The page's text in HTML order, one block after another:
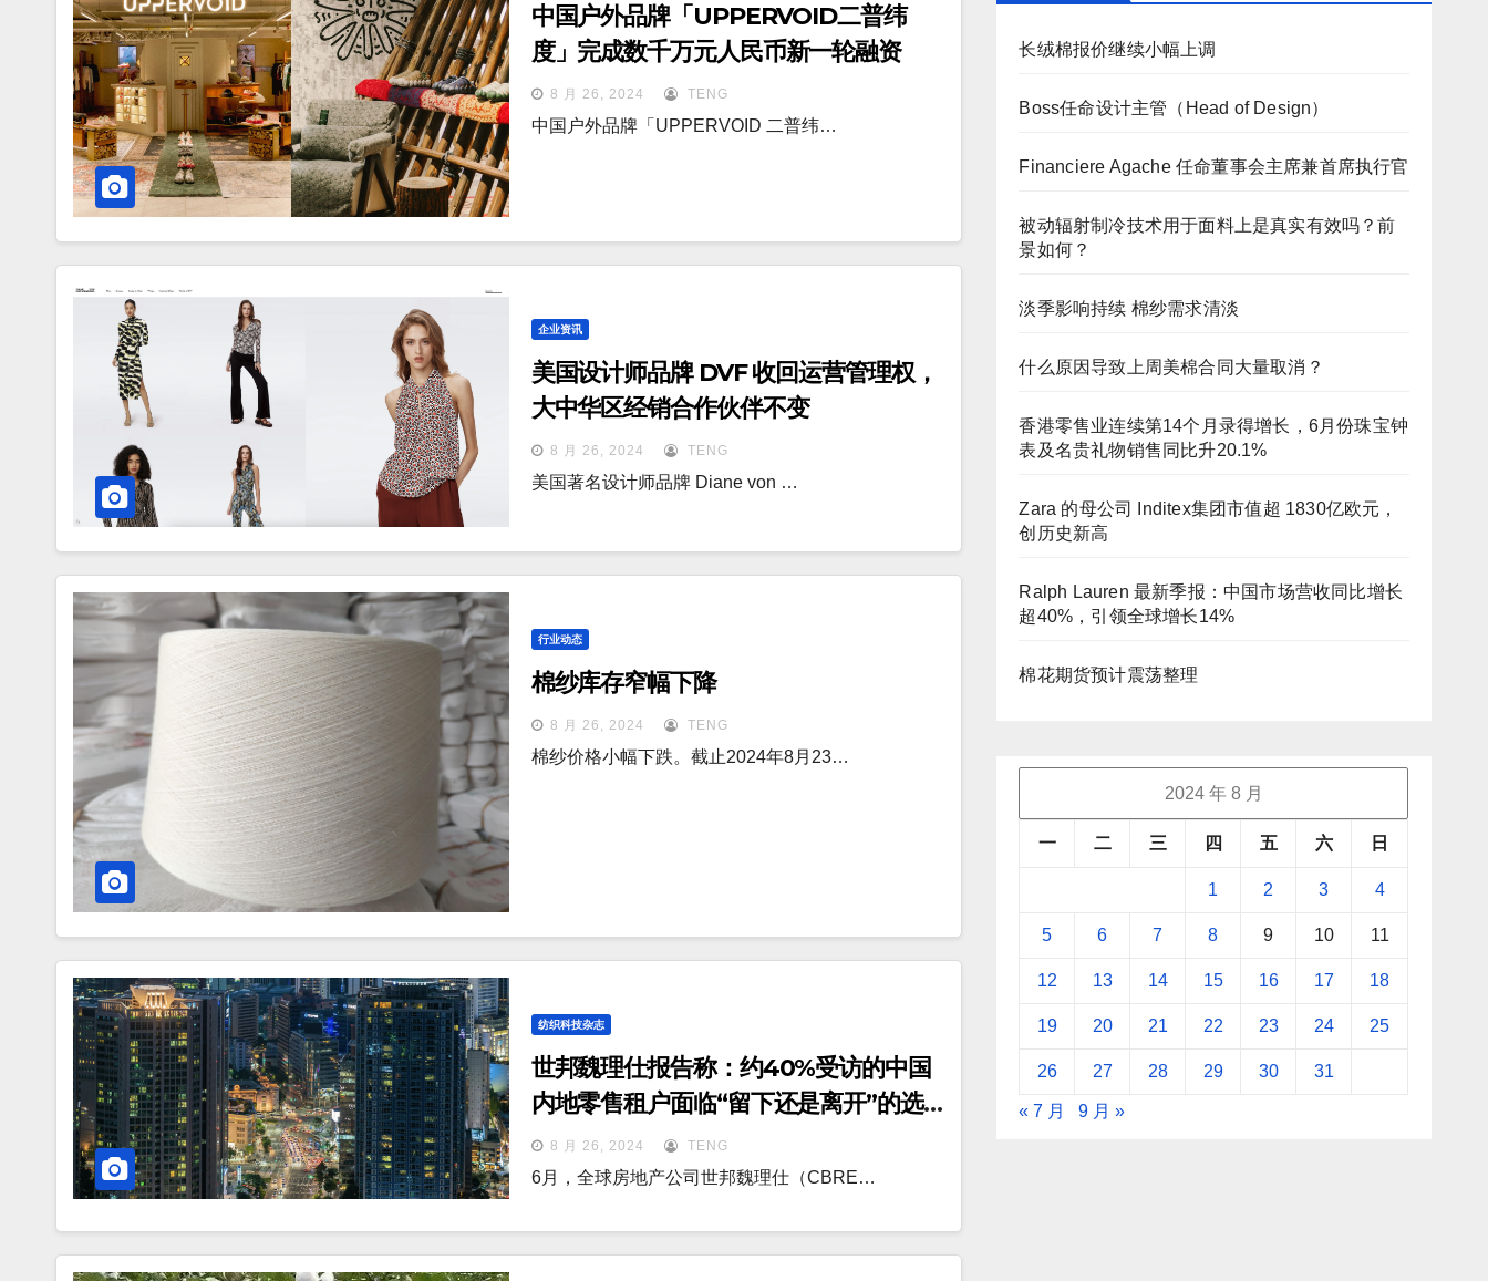
中国户外品牌「UPPERVOID二普纬
度」完成数千万元人民币新一轮融资
8 月 26, 2024 TENG
中国户外品牌「UPPERVOID 二普纬…
企业资讯
美国设计师品牌 DVF 收回运营管理权，
大中华区经销合作伙伴不变
8 月 26, 2024 TENG
美国著名设计师品牌 Diane von …
行业动态
棉纱库存窄幅下降
8 月 26, 2024 TENG
棉纱价格小幅下跌。截止2024年8月23…
纺织科技杂志
世邦魏理仕报告称：约40%受访的中国
内地零售租户面临“留下还是离开”的选
择8 月 26, 2024 TENG
6月，全球房地产公司世邦魏理仕（CBRE…
长绒棉报价继续小幅上调
Boss任命设计主管（Head of Design）
Financiere Agache 任命董事会主席兼首席执行官
被动辐射制冷技术用于面料上是真实有效吗？前
景如何？
淡季影响持续 棉纱需求清淡
什么原因导致上周美棉合同大量取消？
香港零售业连续第14个月录得增长，6月份珠宝钟
表及名贵礼物销售同比升20.1%
Zara 的母公司 Inditex集团市值超 1830亿欧元，
创历史新高
Ralph Lauren 最新季报：中国市场营收同比增长
超40%，引领全球增长14%
棉花期货预计震荡整理
2024 年 8 月
一 二 三 四 五 六 日
1 2 3 4
5 6 7 8 9 10 11
12 13 14 15 16 17 18
19 20 21 22 23 24 25
26 27 28 29 30 31
« 7 月 9 月 »